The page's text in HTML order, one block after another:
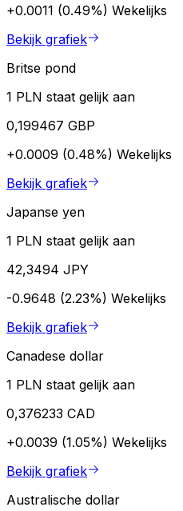
+0.0011 (0.49%) Wekelijks
Bekijk grafiek
Britse pond
1 PLN staat gelijk aan
0,199467 GBP
+0.0009 (0.48%) Wekelijks
Bekijk grafiek
Japanse yen
1 PLN staat gelijk aan
42,3494 JPY
-0.9648 (2.23%) Wekelijks
Bekijk grafiek
Canadese dollar
1 PLN staat gelijk aan
0,376233 CAD
+0.0039 (1.05%) Wekelijks
Bekijk grafiek
Australische dollar